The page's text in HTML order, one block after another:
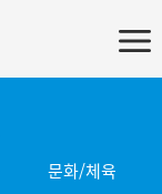
문화/체육